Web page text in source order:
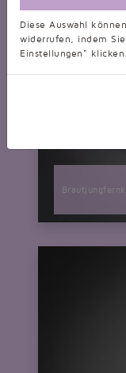
Diese Auswahl
widerrufen, indem
Einstellungen" klicken.